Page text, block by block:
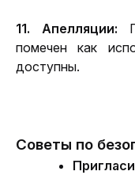
11. Апелляции:
помечен как
доступны.
Советы по